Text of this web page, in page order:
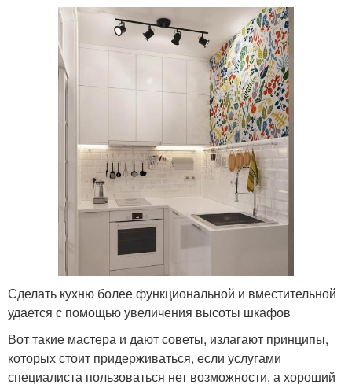
Сделать кухню более функциональной и вместительной
удается с помощью увеличения высоты шкафов
Вот такие мастера и дают советы, излагают принципы,
которых стоит придерживаться, если услугами
специалиста пользоваться нет возможности, а хороший